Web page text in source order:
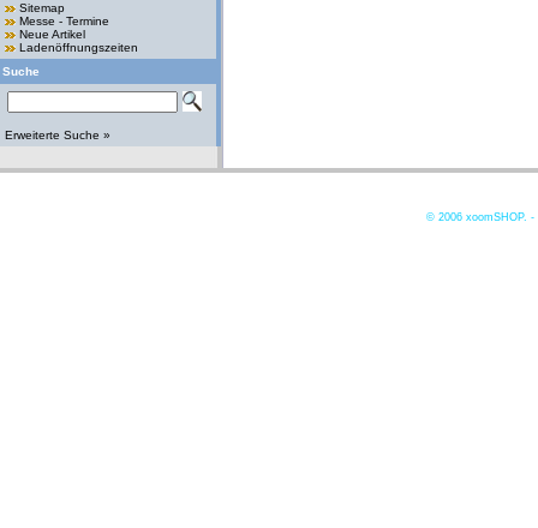
Sitemap
Messe - Termine
Neue Artikel
Ladenöffnungszeiten
Suche
Erweiterte Suche »
© 2006 xoomSHOP. -